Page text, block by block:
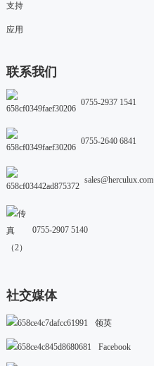
支持
应用
联系我们
0755-2937 1541
0755-2640 6841
sales@herculux.com
0755-2907 5140
社交媒体
领英
Facebook